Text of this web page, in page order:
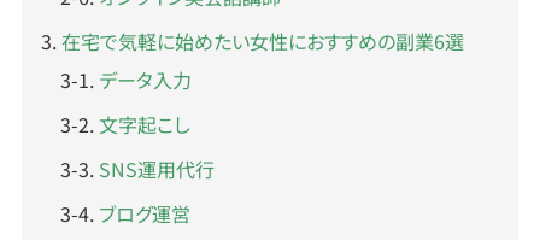
在宅で気軽に始めたい女性におすすめの副業6選
データ入力
文字起こし
SNS運用代行
ブログ運営